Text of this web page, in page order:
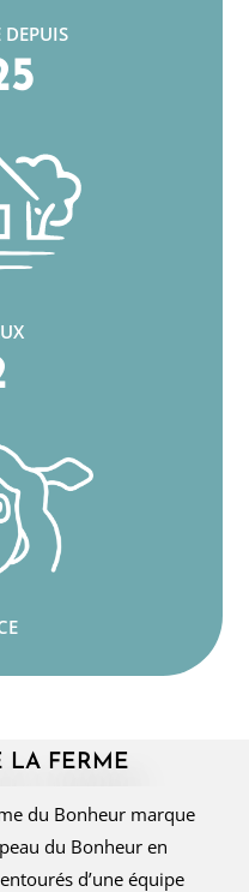
DEPUIS
LA FERME
du Bonheur marque
du Bonheur en
d’une équipe